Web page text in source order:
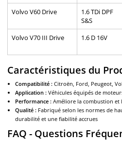
Volvo V60 Drive
1.6 TDi DPF
S&S
Volvo V70 III Drive
1.6 D 16V
Caractéristiques du
Compatibilité : Citroën, Ford, Peugeot,
Application : Véhicules équipés de
Performance : Améliore la combustion et
Qualité : Fabriqué selon les normes de
durabilité et une fiabilité accrues
FAQ - Questions